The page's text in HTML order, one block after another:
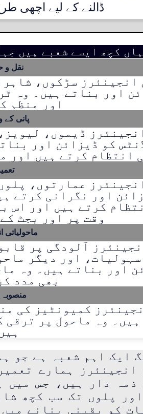
ڈالنے کے لیے اچھی
کچھ ایسے شعبے ہیں
نقل و
انجینئرز سڑکوں،
اور بناتے ہیں۔ وہ
اور منظم
پانی کے
ڈیموں،
کو ڈیزائن اور
انتظام کرتے ہیں اور
عمارتوں،
اور نگرانی کرتے
کرتے ہیں اور اس
وقت پر اور بجٹ
ماحولیاتی
آلودگی پر
سہولیات، اور دیگر
اور بناتے ہیں۔ وہ
بھی مدد
منصوبہ
کمیونٹیز کی
ہیں۔ وہ ماحول پر ترقی
ایک اہم شعبہ ہے جو
انجینئرز ہمارے
ذمہ دار ہیں، جس میں
پلوں تک سب کچھ
کو یقینی بنانے